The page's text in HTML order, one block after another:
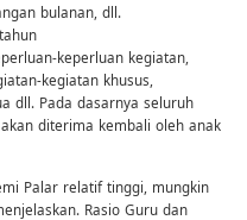
bulanan, dll.
keperluan kegiatan,
kegiatan khusus,
dll. Pada dasarnya seluruh
diterima kembali oleh anak
Palar relatif tinggi, mungkin
Rasio Guru dan